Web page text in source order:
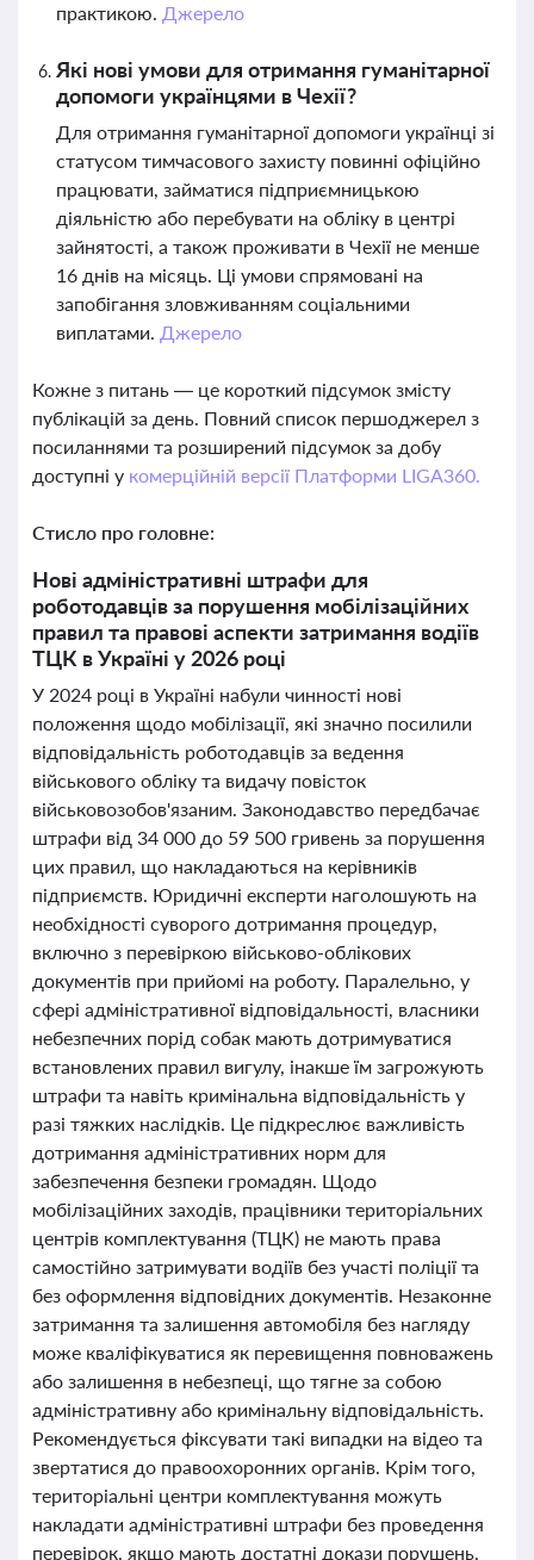
практикою. Джерело
Які нові умови для отримання гуманітарної
допомоги українцями в Чехії?
Для отримання гуманітарної допомоги українці зі
статусом тимчасового захисту повинні офіційно
працювати, займатися підприємницькою
діяльністю або перебувати на обліку в центрі
зайнятості, а також проживати в Чехії не менше
16 днів на місяць. Ці умови спрямовані на
запобігання зловживанням соціальними
виплатами. Джерело
Кожне з питань — це короткий підсумок змісту
публікацій за день. Повний список першоджерел з
посиланнями та розширений підсумок за добу
доступні у комерційній версії Платформи LIGA360.
Стисло про головне:
Нові адміністративні штрафи для
роботодавців за порушення мобілізаційних
правил та правові аспекти затримання водіїв
ТЦК в Україні у 2026 році
У 2024 році в Україні набули чинності нові
положення щодо мобілізації, які значно посилили
відповідальність роботодавців за ведення
військового обліку та видачу повісток
військовозобов'язаним. Законодавство передбачає
штрафи від 34 000 до 59 500 гривень за порушення
цих правил, що накладаються на керівників
підприємств. Юридичні експерти наголошують на
необхідності суворого дотримання процедур,
включно з перевіркою військово-облікових
документів при прийомі на роботу. Паралельно, у
сфері адміністративної відповідальності, власники
небезпечних порід собак мають дотримуватися
встановлених правил вигулу, інакше їм загрожують
штрафи та навіть кримінальна відповідальність у
разі тяжких наслідків. Це підкреслює важливість
дотримання адміністративних норм для
забезпечення безпеки громадян. Щодо
мобілізаційних заходів, працівники територіальних
центрів комплектування (ТЦК) не мають права
самостійно затримувати водіїв без участі поліції та
без оформлення відповідних документів. Незаконне
затримання та залишення автомобіля без нагляду
може кваліфікуватися як перевищення повноважень
або залишення в небезпеці, що тягне за собою
адміністративну або кримінальну відповідальність.
Рекомендується фіксувати такі випадки на відео та
звертатися до правоохоронних органів. Крім того,
територіальні центри комплектування можуть
накладати адміністративні штрафи без проведення
перевірок, якщо мають достатні докази порушень,